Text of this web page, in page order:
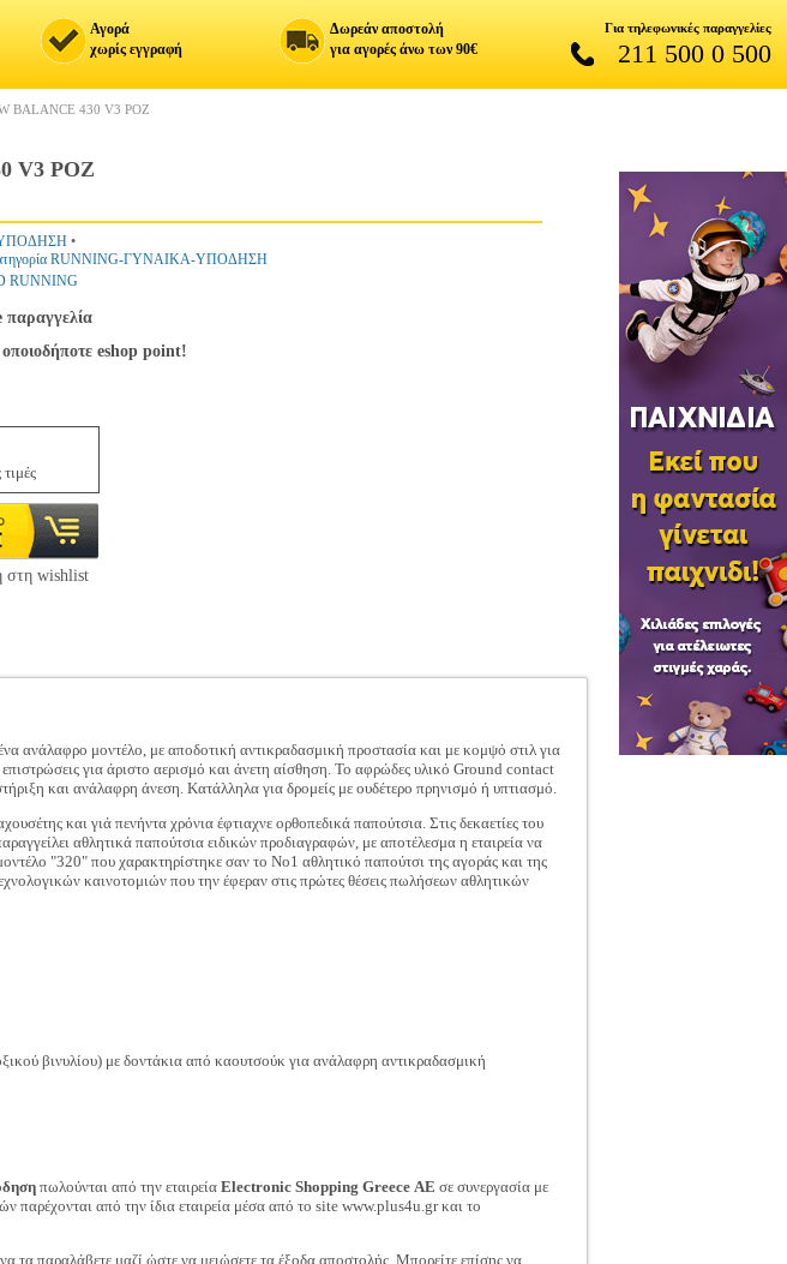
Αγορά
χωρίς εγγραφή
Δωρεάν αποστολή
για αγορές άνω των 90€
Για τηλεφωνικές παραγγελίες
211 500 0 500
BALANCE 430 V3 ΡΟΖ
V3 ΡΟΖ
•
RUNNING-ΓΥΝΑΙΚΑ-ΥΠΟΔΗΣΗ
RUNNING
παραγγελία
eshop point!
στη wishlist
ανάλαφρο μοντέλο, με αποδοτική αντικραδασμική προστασία και με κομψό στιλ για
για άριστο αερισμό και άνετη αίσθηση. Το αφρώδες υλικό Ground contact
και ανάλαφρη άνεση. Κατάλληλα για δρομείς με ουδέτερο πρηνισμό ή υπτιασμό.
και γιά πενήντα χρόνια έφτιαχνε ορθοπεδικά παπούτσια. Στις δεκαετίες του
αθλητικά παπούτσια ειδικών προδιαγραφών, με αποτέλεσμα η εταιρεία να
"320" που χαρακτηρίστηκε σαν το Νο1 αθλητικό παπούτσι της αγοράς και της
καινοτομιών που την έφεραν στις πρώτες θέσεις πωλήσεων αθλητικών
βινυλίου) με δοντάκια από καουτσούκ για ανάλαφρη αντικραδασμική
πωλούνται από την εταιρεία Electronic Shopping Greece ΑΕ σε συνεργασία με
παρέχονται από την ίδια εταιρεία μέσα από το site www.plus4u.gr και το
τα παραλάβετε μαζί ώστε να μειώσετε τα έξοδα αποστολής. Μπορείτε επίσης να